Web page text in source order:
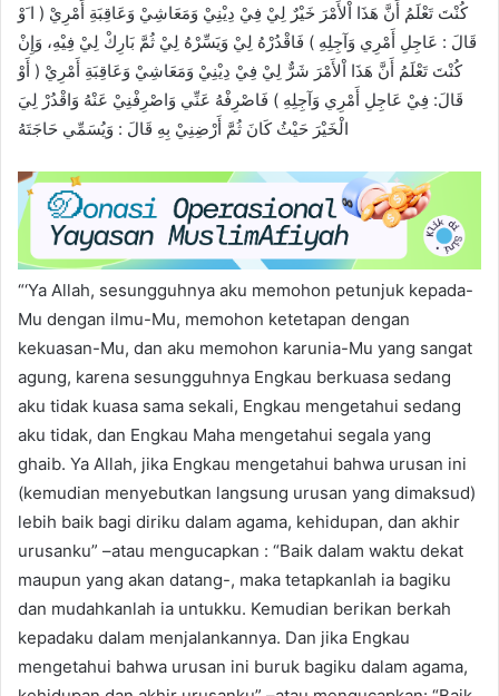
ﻛُﻨْﺖَ ﺗَﻌْﻠَﻢُ ﺃَﻥَّ ﻫَﺬَﺍ ﺍْﻷَﻣْﺮَ ﺧَﻴْﺮٌ ﻟِﻲْ ﻓِﻲْ ﺩِﻳْﻨِﻲْ ﻭَﻣَﻌَﺎﺷِﻲْ ﻭَﻋَﺎﻗِﺒَﺔِ ﺃَﻣْﺮِﻱْ ‏( ﺍ َﻭْ
ﻗَﺎﻝَ : ﻋَﺎﺟِﻞِ ﺃَﻣْﺮِﻱ ﻭَﺁﺟِﻠِﻪِ ‏) ﻓَﺎﻗْﺪُﺭْﻩُ ﻟِﻲْ ﻭَﻳَﺴِّﺮْﻩُ ﻟِﻲْ ﺛُﻢَّ ﺑَﺎﺭِﻙْ ﻟِﻲْ ﻓِﻴْﻪِ، ﻭَﺇِﻥْ
ﻛُﻨْﺖَ ﺗَﻌْﻠَﻢُ ﺃَﻥَّ ﻫَﺬَﺍ ﺍْﻷَﻣْﺮَ ﺷَﺮٌّ ﻟِﻲْ ﻓِﻲْ ﺩِﻳْﻨِﻲْ ﻭَﻣَﻌَﺎﺷِﻲْ ﻭَﻋَﺎﻗِﺒَﺔِ ﺃَﻣْﺮِﻱْ ‏( ﺃَﻭْ
ﻗَﺎﻝَ: ﻓِﻲْ ﻋَﺎﺟِﻞِ ﺃَﻣْﺮِﻱ ﻭَﺁﺟِﻠِﻪِ ‏) ﻓَﺎﺻْﺮِﻓْﻪُ ﻋَﻨِّﻲ ﻭَﺍﺻْﺮِﻓْﻨِﻲْ ﻋَﻨْﻪُ ﻭَﺍﻗْﺪُﺭْ ﻟِﻲَ
ﺍﻟْﺨَﻴْﺮَ ﺣَﻴْﺚُ ﻛَﺎﻥَ ﺛُﻢَّ ﺃَﺭْﺿِﻨِﻲْ ﺑِﻪِ ﻗَﺎﻝَ : ﻭَﻳُﺴَﻤِّﻲ ﺣَﺎﺟَﺘَﻪُ
“‘Ya Allah, sesungguhnya aku memohon petunjuk kepada-
Mu dengan ilmu-Mu, memohon ketetapan dengan
kekuasan-Mu, dan aku memohon karunia-Mu yang sangat
agung, karena sesungguhnya Engkau berkuasa sedang
aku tidak kuasa sama sekali, Engkau mengetahui sedang
aku tidak, dan Engkau Maha mengetahui segala yang
ghaib. Ya Allah, jika Engkau mengetahui bahwa urusan ini
(kemudian menyebutkan langsung urusan yang dimaksud)
lebih baik bagi diriku dalam agama, kehidupan, dan akhir
urusanku” –atau mengucapkan : “Baik dalam waktu dekat
maupun yang akan datang-, maka tetapkanlah ia bagiku
dan mudahkanlah ia untukku. Kemudian berikan berkah
kepadaku dalam menjalankannya. Dan jika Engkau
mengetahui bahwa urusan ini buruk bagiku dalam agama,